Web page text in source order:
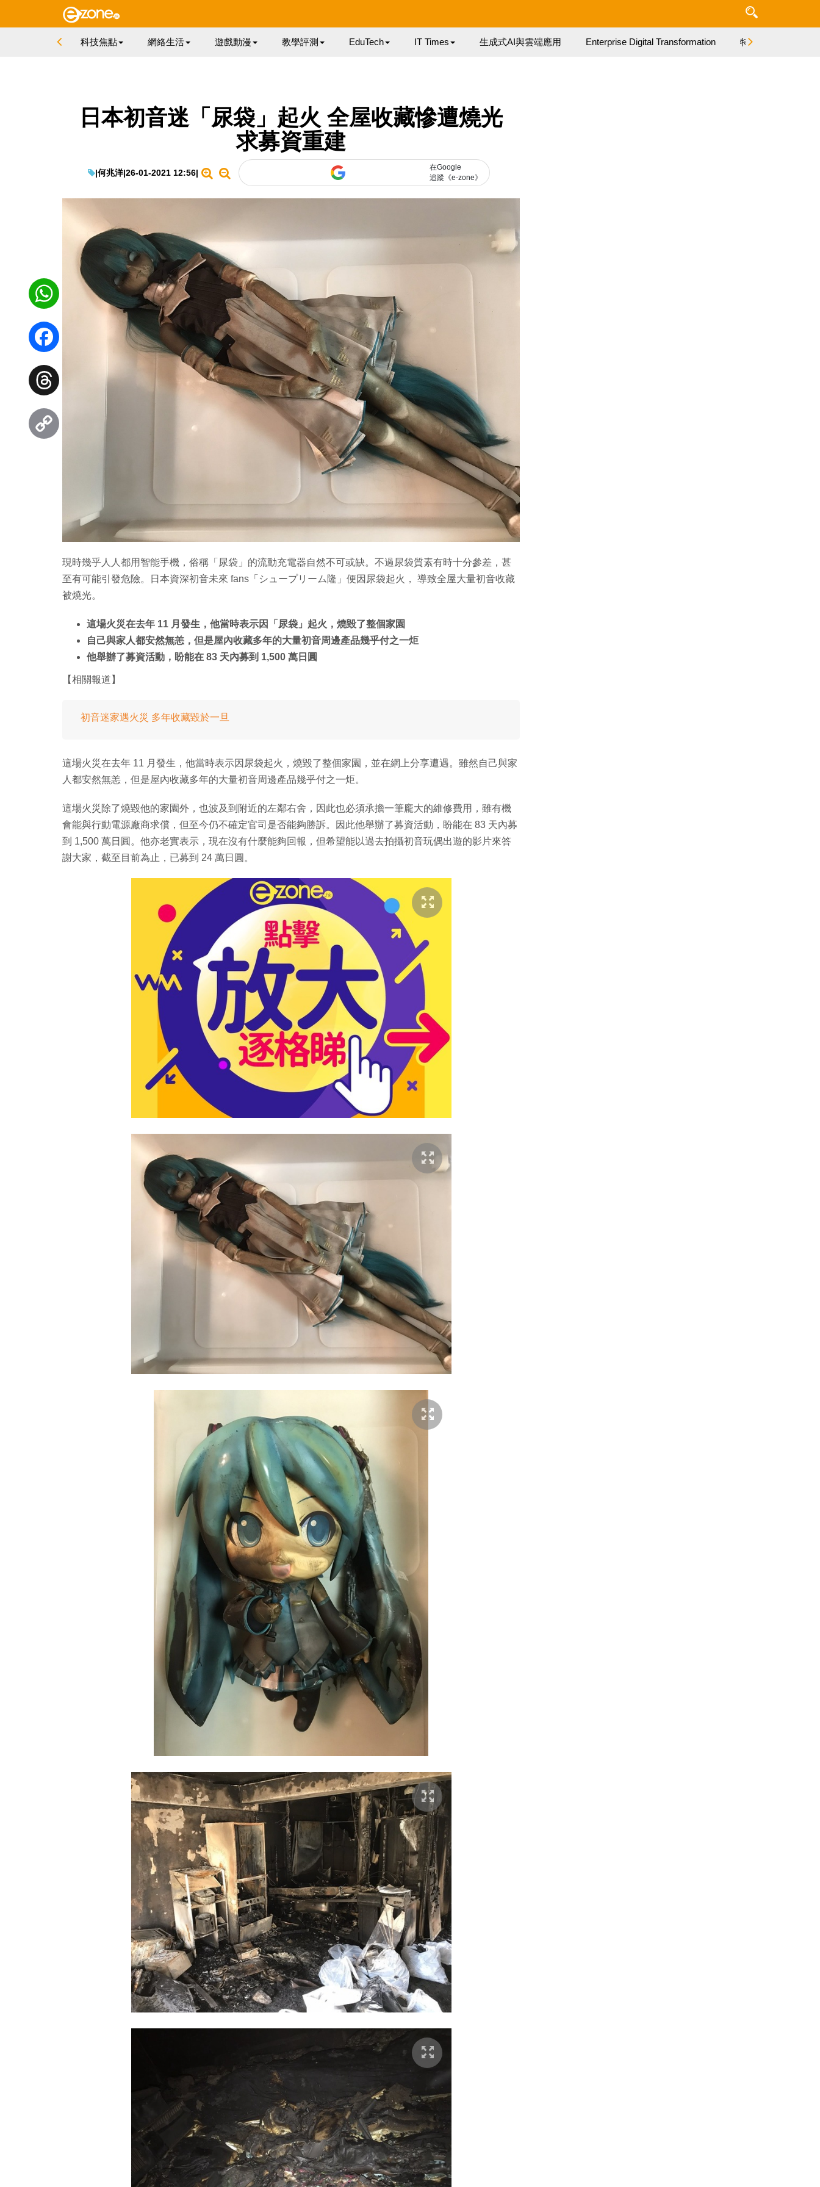
科技焦點 網絡生活 遊戲動漫 教學評測 EduTech IT Times 生成式AI與雲端應用 Enterprise Digital Transformation 特集
日本初音迷「尿袋」起火 全屋收藏慘遭燒光
求募資重建
|何兆洋|26-01-2021 12:56|
在Google
追蹤《e-zone》
現時幾乎人人都用智能手機，俗稱「尿袋」的流動充電器自然不可或缺。不過尿袋質素有時十分參差，甚
至有可能引發危險。日本資深初音未來 fans「シュープリーム隆」便因尿袋起火， 導致全屋大量初音收藏
被燒光。
這場火災在去年 11 月發生，他當時表示因「尿袋」起火，燒毀了整個家園
自己與家人都安然無恙，但是屋內收藏多年的大量初音周邊產品幾乎付之一炬
他舉辦了募資活動，盼能在 83 天內募到 1,500 萬日圓
【相關報道】
初音迷家遇火災 多年收藏毀於一旦
這場火災在去年 11 月發生，他當時表示因尿袋起火，燒毀了整個家園，並在網上分享遭遇。雖然自己與家
人都安然無恙，但是屋內收藏多年的大量初音周邊產品幾乎付之一炬。
這場火災除了燒毀他的家園外，也波及到附近的左鄰右舍，因此也必須承擔一筆龐大的維修費用，雖有機
會能與行動電源廠商求償，但至今仍不確定官司是否能夠勝訴。因此他舉辦了募資活動，盼能在 83 天內募
到 1,500 萬日圓。他亦老實表示，現在沒有什麼能夠回報，但希望能以過去拍攝初音玩偶出遊的影片來答
謝大家，截至目前為止，已募到 24 萬日圓。
WhatsApp
Facebook
Threads